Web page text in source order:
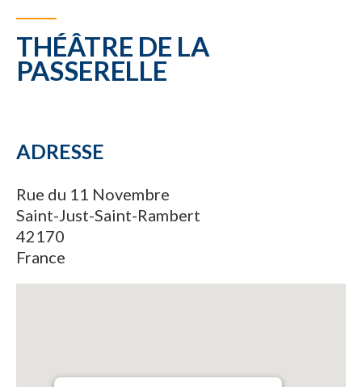
THÉÂTRE DE LA
PASSERELLE
ADRESSE
Rue du 11 Novembre
Saint-Just-Saint-Rambert
42170
France